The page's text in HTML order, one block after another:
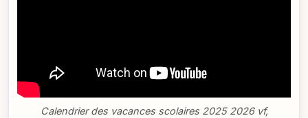
Calendrier des vacances scolaires 2025 2026 vf,